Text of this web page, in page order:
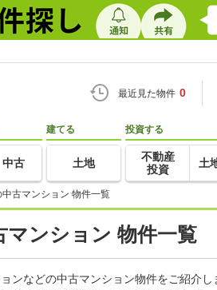
最近見た物件 0
中古
建てる
土地
投資する
不動産
投資
土
古マンション 物件一覧
マンション 物件一覧
ンなどの中古マンション物件をご紹介